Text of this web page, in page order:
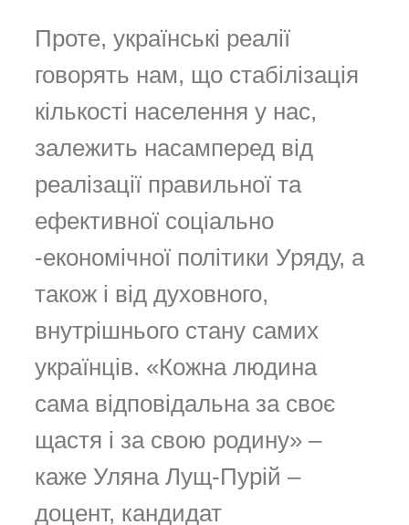
Проте, українські реалії
говорять нам, що стабілізація
кількості населення у нас,
залежить насамперед від
реалізації правильної та
ефективної соціально
-економічної політики Уряду, а
також і від духовного,
внутрішнього стану самих
українців. «Кожна людина
сама відповідальна за своє
щастя і за свою родину» –
каже Уляна Лущ-Пурій –
доцент, кандидат